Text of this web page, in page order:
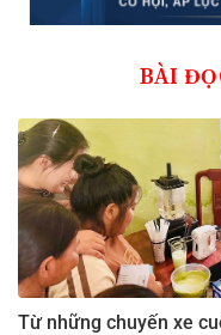
BÀI
Từ những chuyến xe